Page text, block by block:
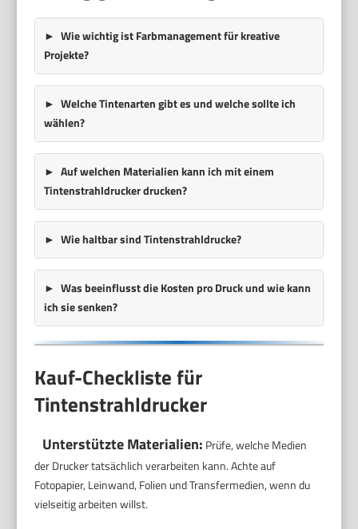
Wie wichtig ist Farbmanagement für kreative
Projekte?
Welche Tintenarten gibt es und welche sollte ich
wählen?
Auf welchen Materialien kann ich mit einem
Tintenstrahldrucker drucken?
Wie haltbar sind Tintenstrahldrucke?
Was beeinflusst die Kosten pro Druck und wie kann
ich sie senken?
Kauf-Checkliste für
Tintenstrahldrucker
Unterstützte Materialien: Prüfe, welche Medien
der Drucker tatsächlich verarbeiten kann. Achte auf
Fotopapier, Leinwand, Folien und Transfermedien, wenn du
vielseitig arbeiten willst.